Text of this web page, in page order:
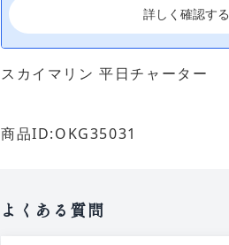
詳しく確認する
スカイマリン 平日チャーター
商品ID:OKG35031
よくある質問